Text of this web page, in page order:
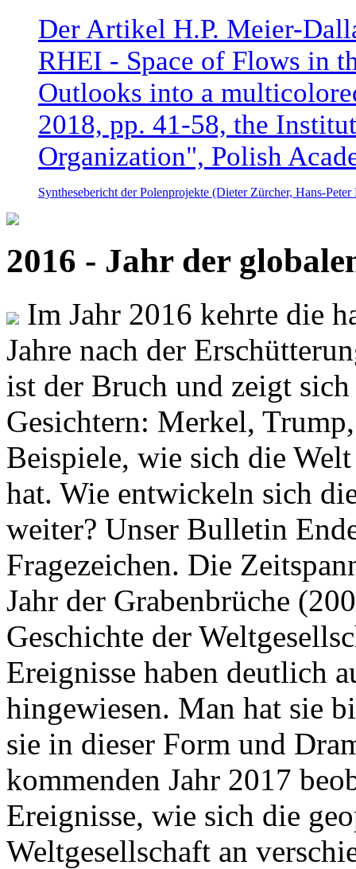
Der Artikel H.P. Meier-
RHEI - Space of Flows in
Outlooks into a
2018, pp. 41-58, the
Organization", Polish
Synthesebericht der Polenprojekte (Dieter Zürcher, Hans-
2016 - Jahr der
Im Jahr 2016 kehrte die
Jahre nach der
ist der Bruch und zeigt
Gesichtern: Merkel,
Beispiele, wie sich die
hat. Wie entwickeln sich
weiter? Unser Bulletin
Fragezeichen. Die
Jahr der Grabenbrüche
Geschichte der
Ereignisse haben deutlich
hingewiesen. Man hat sie
sie in dieser Form und
kommenden Jahr 2017
Ereignisse, wie sich die
Weltgesellschaft an